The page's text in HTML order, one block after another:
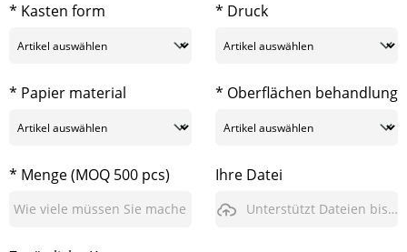
* Kasten form * Druck
* Papier material * Oberflächen behandlung
* Menge (MOQ 500 pcs) Ihre Datei
Unterstützt Dateien bis zu 3GB